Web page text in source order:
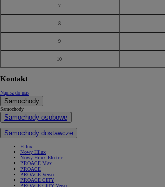
7
8
9
10
Kontakt
Napisz do nas
Samochody
Samochody
Samochody osobowe
Samochody dostawcze
Hilux
Nowy Hilux
Nowy Hilux Electric
PROACE Max
PROACE
PROACE Verso
PROACE CITY
PROACE CITY Verso